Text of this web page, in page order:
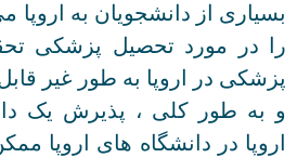
بسیاری از دانشجویان به اروپا
را در مورد تحصیل پزشکی
پزشکی در اروپا به طور غیر
و به طور کلی ، پذیرش یک
اروپا در دانشگاه های اروپا